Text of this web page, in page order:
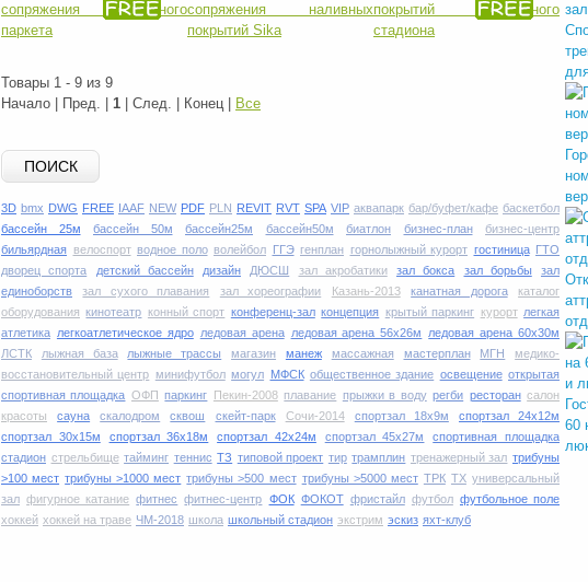
сопряжения спортивного
паркета
сопряжения наливных
покрытий Sika
покрытий школьного
стадиона
Товары 1 - 9 из 9
Начало | Пред. | 1 | След. | Конец Все
ПОИСК
3D bmx DWG FREE IAAF NEW PDF PLN REVIT RVT SPA VIP аквапарк бар/буфет/кафе баскетбол
бассейн 25м
бассейн 50м бассейн25м бассейн50м биатлон бизнес-план
бизнес-центр
бильярдная велоспорт водное поло волейбол ГГЭ генплан горнолыжный курорт гостиница ГТО
дворец спорта
детский бассейн дизайн ДЮСШ зал акробатики зал бокса зал борьбы
зал
единоборств
зал сухого плавания зал хореографии Казань-2013 канатная дорога
каталог
оборудования кинотеатр конный спорт конференц-зал концепция крытый паркинг курорт легкая
атлетика легкоатлетическое ядро ледовая арена ледовая арена 56х26м
ледовая арена 60х30м
ЛСТК
лыжная база лыжные трассы магазин манеж массажная мастерплан МГН
медико-
восстановительный центр минифутбол могул МФСК общественное здание освещение открытая
спортивная площадка ОФП паркинг Пекин-2008 плавание прыжки в воду регби ресторан салон
красоты
сауна скалодром сквош скейт-парк Сочи-2014 спортзал 18х9м
спортзал 24х12м
спортзал 30х15м
спортзал 36х18м спортзал 42х24м спортзал 45х27м
спортивная площадка
стадион стрельбище тайминг теннис ТЗ типовой проект тир трамплин тренажерный зал трибуны
>100 мест трибуны >1000 мест трибуны >500 мест трибуны >5000 мест ТРК ТХ универсальный
зал фигурное катание фитнес фитнес-центр ФОК ФОКОТ фристайл футбол футбольное поле
хоккей хоккей на траве ЧМ-2018 школа школьный стадион экстрим эскиз яхт-клуб
60